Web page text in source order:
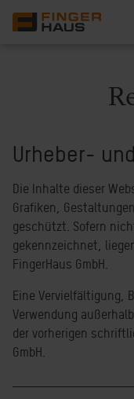
Darum FingerHaus
Live erleben
Wissenswert
KARRIERE
SERVICES FÜR
SERVICES FÜR
Urheber-
Die Inhalte dieser
Grafiken,
geschützt. Sofern
gekennzeichnet,
FingerHaus GmbH.
Eine Vervielfältigung,
Verwendung
der vorherigen
GmbH.